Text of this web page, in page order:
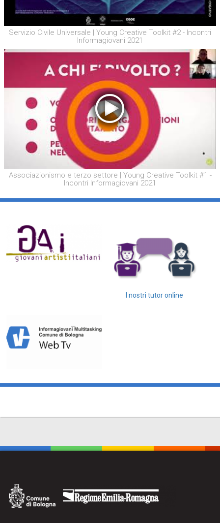
Servizio Civile Universale | Young Creative Toolkit #2 - Incontri
Informagiovani 2021
Associazionismo e terzo settore | Young Creative Toolkit #1 -
Incontri Informagiovani 2021
I nostri tutor online